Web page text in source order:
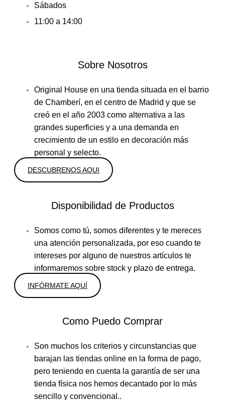
Sábados
11:00 a 14:00
Sobre Nosotros
Original House en una tienda situada en el barrio
de Chamberí, en el centro de Madrid y que se
creó en el año 2003 como alternativa a las
grandes superficies y a una demanda en
crecimiento de un estilo en decoración más
personal y selecto.
DESCUBRENOS AQUI
Disponibilidad de Productos
Somos como tú, somos diferentes y te mereces
una atención personalizada, por eso cuando te
intereses por alguno de nuestros artículos te
informaremos sobre stock y plazo de entrega.
INFÓRMATE AQUÍ
Como Puedo Comprar
Son muchos los criterios y circunstancias que
barajan las tiendas online en la forma de pago,
pero teniendo en cuenta la garantía de ser una
tienda física nos hemos decantado por lo más
sencillo y convencional..